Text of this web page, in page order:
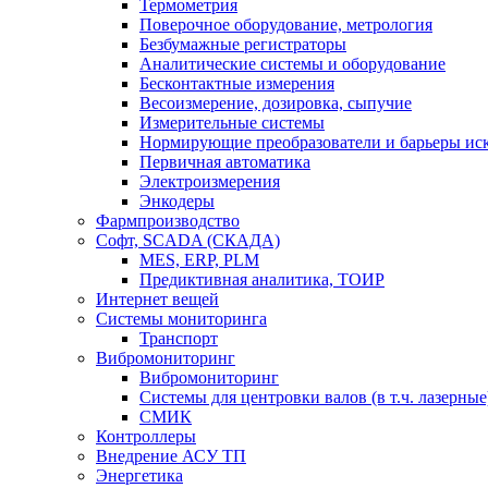
Термометрия
Поверочное оборудование, метрология
Безбумажные регистраторы
Аналитические системы и оборудование
Бесконтактные измерения
Весоизмерение, дозировка, сыпучие
Измерительные системы
Нормирующие преобразователи и барьеры
Первичная автоматика
Электроизмерения
Энкодеры
Фармпроизводство
Софт, SCADA (СКАДА)
MES, ERP, PLM
Предиктивная аналитика, ТОИР
Интернет вещей
Системы мониторинга
Транспорт
Вибромониторинг
Вибромониторинг
Системы для центровки валов (в т.ч.
СМИК
Контроллеры
Внедрение АСУ ТП
Энергетика